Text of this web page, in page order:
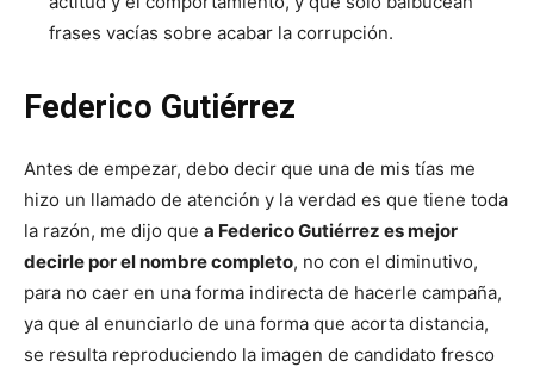
frases vacías sobre acabar la corrupción.
Federico Gutiérrez
Antes de empezar, debo decir que una de mis tías me
hizo un llamado de atención y la verdad es que tiene toda
la razón, me dijo que a Federico Gutiérrez es mejor
decirle por el nombre completo, no con el diminutivo,
para no caer en una forma indirecta de hacerle campaña,
ya que al enunciarlo de una forma que acorta distancia,
se resulta reproduciendo la imagen de candidato fresco